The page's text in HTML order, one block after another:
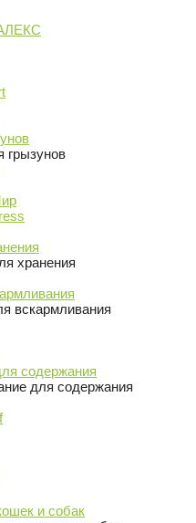
грызунов
хранения
вскармливания
содержания
для содержания
и собак